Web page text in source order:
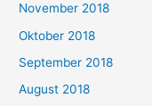
November 2018
Oktober 2018
September 2018
August 2018